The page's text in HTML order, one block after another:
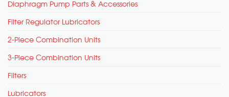
Diaphragm Pump Parts & Accessories
Filter Regulator Lubricators
2-Piece Combination Units
3-Piece Combination Units
Filters
Lubricators